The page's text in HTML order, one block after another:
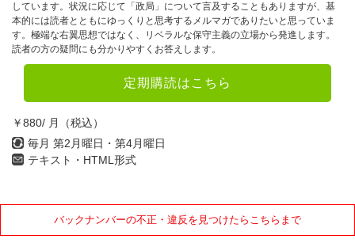
しています。状況に応じて「政局」について言及することもありますが、基
本的には読者とともにゆっくりと思考するメルマガでありたいと思っていま
す。極端な右翼思想ではなく、リベラルな保守主義の立場から発進します。
読者の方の疑問にも分かりやすくお答えします。
定期購読はこちら
￥880/ 月（税込）
毎月 第2月曜日・第4月曜日
テキスト・HTML形式
バックナンバーの不正・違反を見つけたらこちらまで